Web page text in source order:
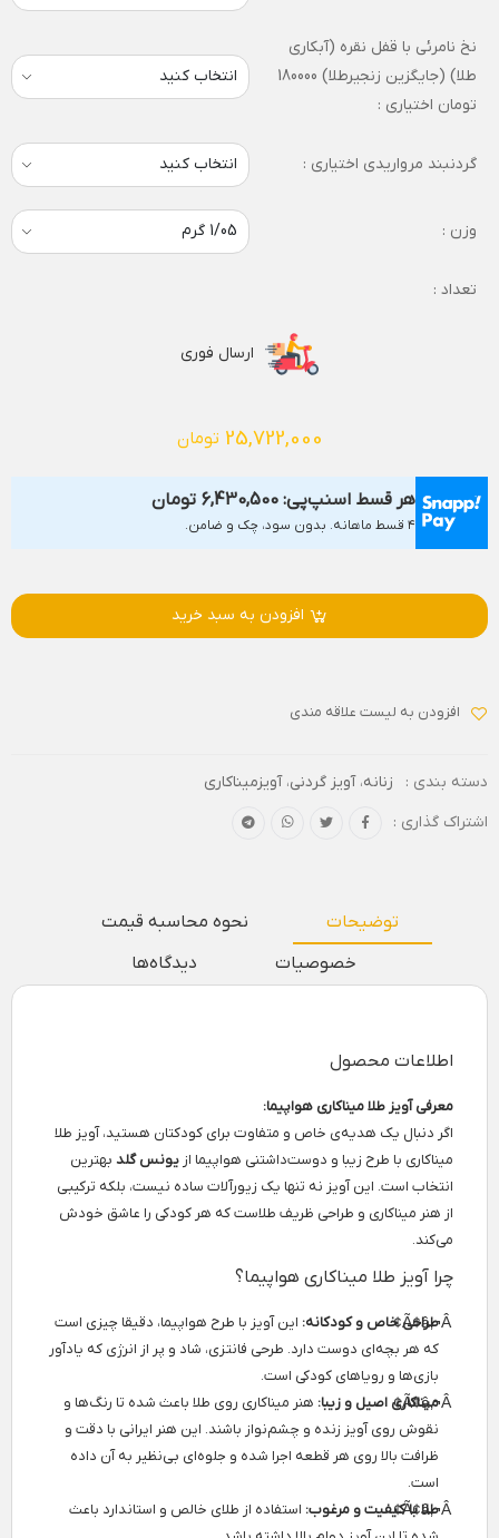
نخ نامرئی با قفل نقره (آبکاری
طلا) (جایگزین زنجیرطلا) 180000
تومان اختیاری :
گردنبند مرواریدی اختیاری :
وزن :
تعداد :
ارسال فوری
25,722,000 تومان
هر قسط اسنپ‌پی: 6,430,500 تومان
۴ قسط ماهانه. بدون سود، چک و ضامن.
افزودن به سبد خرید
افزودن به لیست علاقه مندی
دسته بندی : زنانه،آویز گردنی،آویزمیناکاری
اشتراک گذاری :
توضیحات
نحوه محاسبه قیمت
خصوصیات
دیدگاه‌ها
اطلاعات محصول
معرفی آویز طلا میناکاری هواپیما:
اگر دنبال یک هدیه‌ی خاص و متفاوت برای کودکتان هستید، آویز طلا
میناکاری با طرح زیبا و دوست‌داشتنی هواپیما از یونس گلد بهترین
انتخاب است. این آویز نه تنها یک زیورآلات ساده نیست، بلکه ترکیبی
از هنر میناکاری و طراحی ظریف طلاست که هر کودکی را عاشق خودش
می‌کند.
چرا آویز طلا میناکاری هواپیما؟
طراحی خاص و کودکانه: این آویز با طرح هواپیما، دقیقا چیزی است
که هر بچه‌ای دوست دارد. طرحی فانتزی، شاد و پر از انرژی که یادآور
بازی‌ها و رویاهای کودکی است.
میناکاری اصیل و زیبا: هنر میناکاری روی طلا باعث شده تا رنگ‌ها و
نقوش روی آویز زنده و چشم‌نواز باشند. این هنر ایرانی با دقت و
ظرافت بالا روی هر قطعه اجرا شده و جلوه‌ای بی‌نظیر به آن داده
است.
طلا با کیفیت و مرغوب: استفاده از طلای خالص و استاندارد باعث